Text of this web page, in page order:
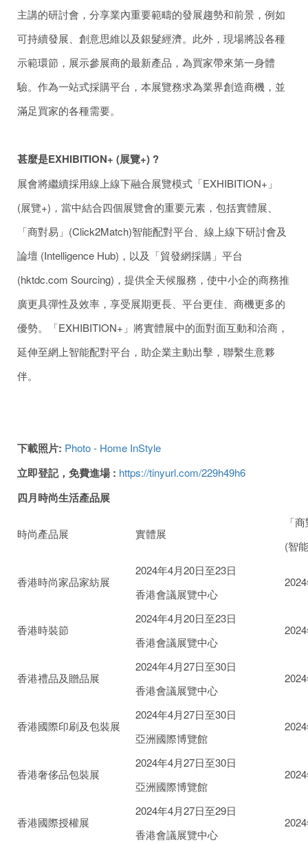
主講的研討會，分享業內重要範疇的發展趨勢和前景，例如
可持續發展、創意思維以及銀髮經濟。此外，現場將設各種
示範環節，展示參展商的最新產品，為買家帶來第一身體
驗。作為一站式採購平台，本展覽務求為業界創造商機，並
滿足買家的各種需要。
甚麼是EXHIBITION+ (展覽+) ?
展會將繼續採用線上線下融合展覽模式「EXHIBITION+」
(展覽+)，當中結合四個展覽會的重要元素，包括實體展、
「商對易」(Click2Match)智能配對平台、線上線下研討會及
論壇 (Intelligence Hub)，以及「貿發網採購」平台
(hktdc.com Sourcing)，提供全天候服務，使中小企的商務推
廣更具彈性及效率，享受展期更長、平台更佳、商機更多的
優勢。「EXHIBITION+」將實體展中的面對面互動和洽商，
延伸至網上智能配對平台，助企業主動出擊，聯繫生意夥
伴。
下載照片: Photo - Home InStyle
立即登記，免費進場 : https://tinyurl.com/229h49h6
四月時尚生活產品展
時尚產品展 實體展
「
(智
香港時尚家品家紡展
2024年4月20日至23日
香港會議展覽中心
香港時裝節
2024年4月20日至23日
香港會議展覽中心
香港禮品及贈品展
2024年4月27日至30日
香港會議展覽中心
香港國際印刷及包裝展
2024年4月27日至30日
亞洲國際博覽館
香港奢侈品包裝展
2024年4月27日至30日
亞洲國際博覽館
香港國際授權展
2024年4月27日至29日
香港會議展覽中心